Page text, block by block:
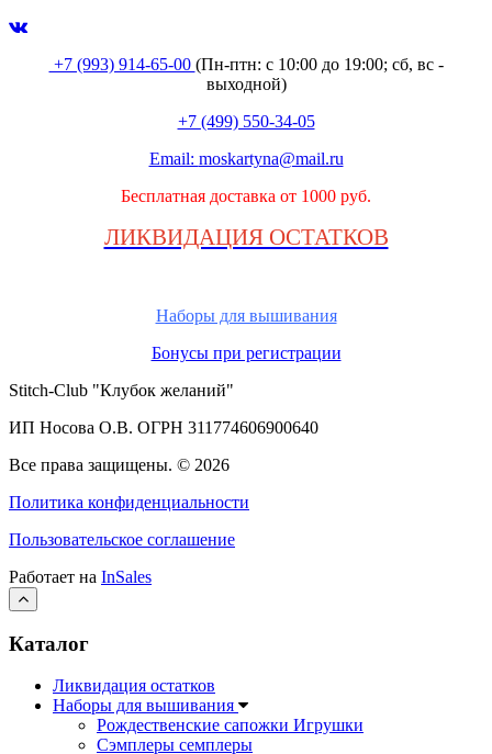
+7 (993) 914-65-00 (Пн-птн: с10:00 до 19:00; сб, вс -
выходной)
+7 (499) 550-34-05
Email: moskartyna@mail.ru
Бесплатная доставка от 1000 руб.
ЛИКВИДАЦИЯ ОСТАТКОВ
Наборы для вышивания
Бонусы при регистрации
Stitch-Club "Клубок желаний"
ИП Носова О.В. ОГРН 311774606900640
Все права защищены. © 2026
Политика конфиденциальности
Пользовательское соглашение
Работает на InSales
Каталог
Ликвидация остатков
Наборы для вышивания
Рождественские сапожки Игрушки
Сэмплеры семплеры